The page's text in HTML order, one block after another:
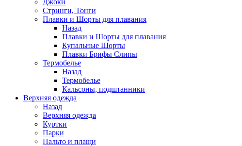
Джоки
Стринги, Тонги
Плавки и Шорты для плавания
Назад
Плавки и Шорты для плавания
Купальные Шорты
Плавки Брифы Слипы
Термобелье
Назад
Термобелье
Кальсоны, подштанники
Верхняя одежда
Назад
Верхняя одежда
Куртки
Парки
Пальто и плащи